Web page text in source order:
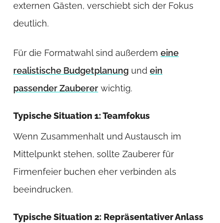
externen Gästen, verschiebt sich der Fokus
deutlich.
Für die Formatwahl sind außerdem eine
realistische Budgetplanungund ein
passender Zaubererwichtig.
Typische Situation 1: Teamfokus
Wenn Zusammenhalt und Austausch im
Mittelpunkt stehen, sollte Zauberer für
Firmenfeier buchen eher verbinden als
beeindrucken.
Typische Situation 2: Repräsentativer Anlass